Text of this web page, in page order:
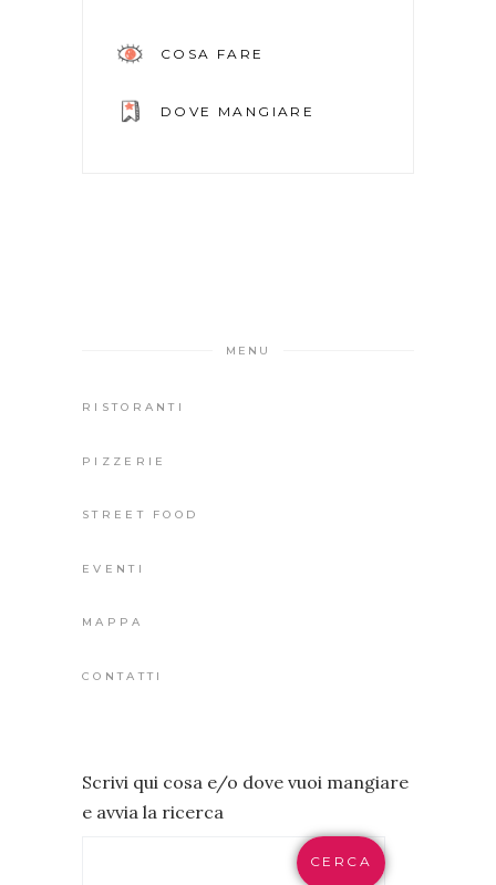
COSA FARE
DOVE MANGIARE
MENU
RISTORANTI
PIZZERIE
STREET FOOD
EVENTI
MAPPA
CONTATTI
Scrivi qui cosa e/o dove vuoi mangiare
e avvia la ricerca
CERCA